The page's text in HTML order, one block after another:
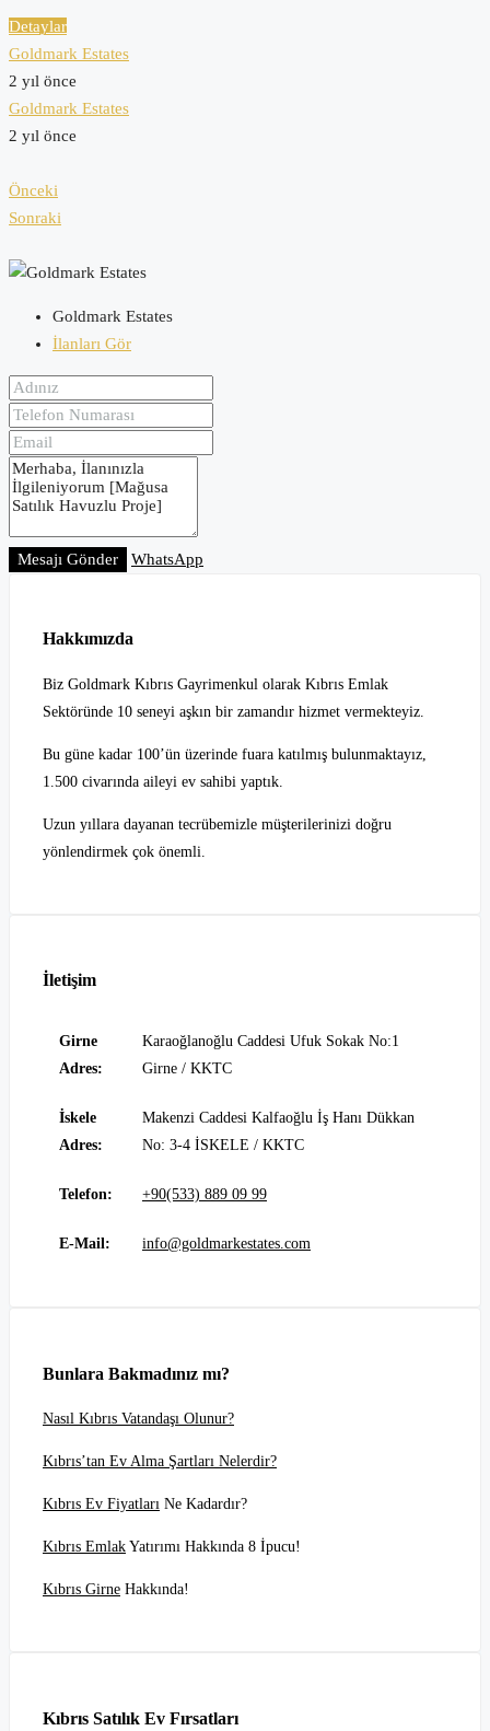
Detaylar
Goldmark Estates
2 yıl önce
Goldmark Estates
2 yıl önce
Önceki
Sonraki
Goldmark Estates
İlanları Gör
Mesajı Gönder WhatsApp
Hakkımızda
Biz Goldmark Kıbrıs Gayrimenkul olarak Kıbrıs Emlak
Sektöründe 10 seneyi aşkın bir zamandır hizmet vermekteyiz.
Bu güne kadar 100’ün üzerinde fuara katılmış bulunmaktayız,
1.500 civarında aileyi ev sahibi yaptık.
Uzun yıllara dayanan tecrübemizle müşterilerinizi doğru
yönlendirmek çok önemli.
İletişim
Girne
Adres:
Karaoğlanoğlu Caddesi Ufuk Sokak No:1
Girne / KKTC
İskele
Adres:
Makenzi Caddesi Kalfaoğlu İş Hanı Dükkan
No: 3-4 İSKELE / KKTC
Telefon: +90(533) 889 09 99
E-Mail: info@goldmarkestates.com
Bunlara Bakmadınız mı?
Nasıl Kıbrıs Vatandaşı Olunur?
Kıbrıs’tan Ev Alma Şartları Nelerdir?
Kıbrıs Ev Fiyatları Ne Kadardır?
Kıbrıs Emlak Yatırımı Hakkında 8 İpucu!
Kıbrıs Girne Hakkında!
Kıbrıs Satılık Ev Fırsatları